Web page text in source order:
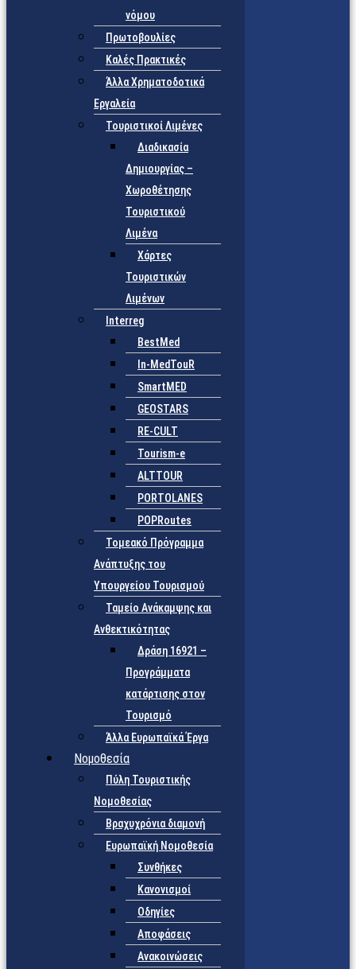
νόμου
Πρωτοβουλίες
Καλές Πρακτικές
Άλλα Χρηματοδοτικά
Εργαλεία
Τουριστικοί Λιμένες
Διαδικασία
Δημιουργίας –
Χωροθέτησης
Τουριστικού
Λιμένα
Χάρτες
Τουριστικών
Λιμένων
Interreg
BestMed
In-MedTouR
SmartMED
GEOSTARS
RE-CULT
Tourism-e
ALTTOUR
PORTOLANES
POPRoutes
Τομεακό Πρόγραμμα
Ανάπτυξης του
Υπουργείου Τουρισμού
Ταμείο Ανάκαμψης και
Ανθεκτικότητας
Δράση 16921 –
Προγράμματα
κατάρτισης στον
Τουρισμό
Άλλα Ευρωπαϊκά Έργα
Νομοθεσία
Πύλη Τουριστικής
Νομοθεσίας
Βραχυχρόνια διαμονή
Ευρωπαϊκή Νομοθεσία
Συνθήκες
Κανονισμοί
Οδηγίες
Αποφάσεις
Ανακοινώσεις